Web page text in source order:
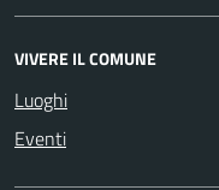
VIVERE IL COMUNE
Luoghi
Eventi